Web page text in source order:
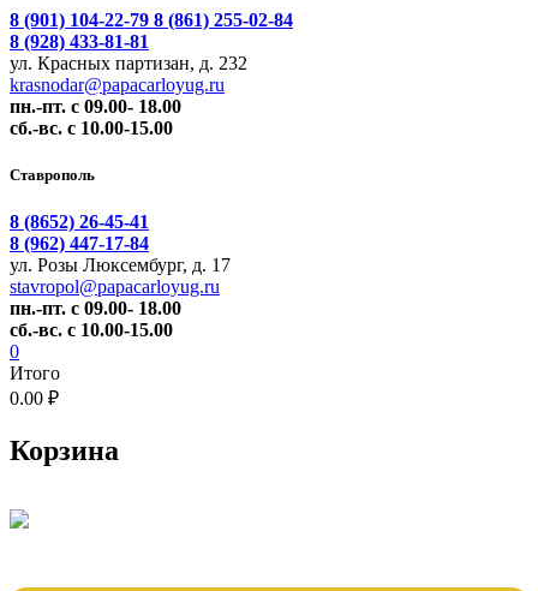
8 (901) 104-22-79 8 (861) 255-02-84
8 (928) 433-81-81
ул. Красных партизан, д. 232
krasnodar@papacarloyug.ru
пн.-пт. с 09.00- 18.00
сб.-вс. с 10.00-15.00
Ставрополь
8 (8652) 26-45-41
8 (962) 447-17-84
ул. Розы Люксембург, д. 17
stavropol@papacarloyug.ru
пн.-пт. с 09.00- 18.00
сб.-вс. с 10.00-15.00
0
Итого
0.00 ₽
Корзина